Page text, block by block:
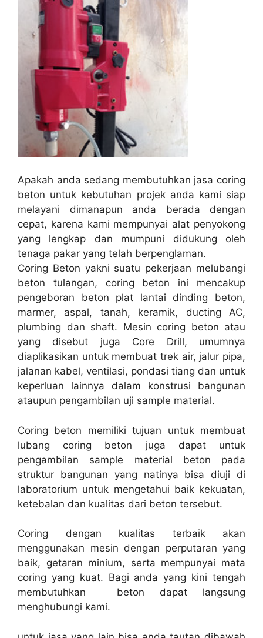
Apakah anda sedang membutuhkan jasa coring
beton untuk kebutuhan projek anda kami siap
melayani dimanapun anda berada dengan
cepat, karena kami mempunyai alat penyokong
yang lengkap dan mumpuni didukung oleh
tenaga pakar yang telah berpenglaman.
Coring Beton yakni suatu pekerjaan melubangi
beton tulangan, coring beton ini mencakup
pengeboran beton plat lantai dinding beton,
marmer, aspal, tanah, keramik, ducting AC,
plumbing dan shaft. Mesin coring beton atau
yang disebut juga Core Drill, umumnya
diaplikasikan untuk membuat trek air, jalur pipa,
jalanan kabel, ventilasi, pondasi tiang dan untuk
keperluan lainnya dalam konstrusi bangunan
ataupun pengambilan uji sample material.
Coring beton memiliki tujuan untuk membuat
lubang coring beton juga dapat untuk
pengambilan sample material beton pada
struktur bangunan yang natinya bisa diuji di
laboratorium untuk mengetahui baik kekuatan,
ketebalan dan kualitas dari beton tersebut.
Coring dengan kualitas terbaik akan
menggunakan mesin dengan perputaran yang
baik, getaran minium, serta mempunyai mata
coring yang kuat. Bagi anda yang kini tengah
membutuhkan beton dapat langsung
menghubungi kami.